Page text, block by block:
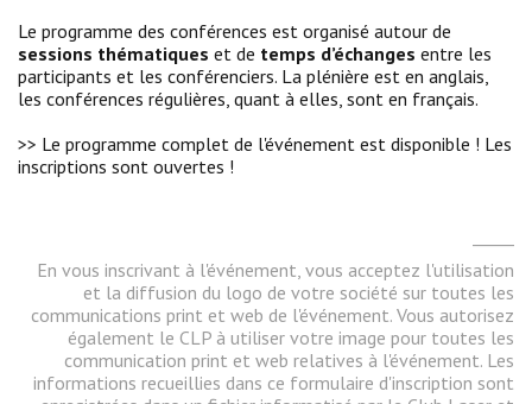
Le programme des conférences est organisé autour de
sessions thématiques et de temps d’échanges entre les
participants et les conférenciers. La plénière est en anglais,
les conférences régulières, quant à elles, sont en français.
>> Le programme complet de l'événement est disponible ! Les
inscriptions sont ouvertes !
En vous inscrivant à l'événement, vous acceptez l'utilisation
et la diffusion du logo de votre société sur toutes les
communications print et web de l'événement. Vous autorisez
également le CLP à utiliser votre image pour toutes les
communication print et web relatives à l'événement. Les
informations recueillies dans ce formulaire d'inscription sont